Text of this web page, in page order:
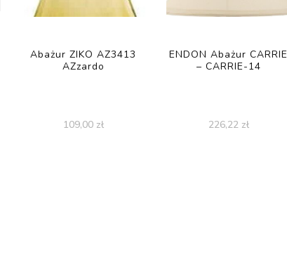
Abażur ZIKO AZ3413
AZzardo
109,00 zł
ENDON Abażur CARRIE
– CARRIE-14
226,22 zł